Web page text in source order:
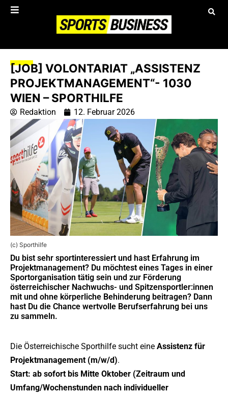
[JOB] VOLONTARIAT „ASSISTENZ
PROJEKTMANAGEMENT“- 1030
WIEN – SPORTHILFE
Redaktion 12. Februar 2026
(c) Sporthilfe
Du bist sehr sportinteressiert und hast Erfahrung im
Projektmanagement? Du möchtest eines Tages in einer
Sportorganisation tätig sein und zur Förderung
österreichischer Nachwuchs- und Spitzensportler:innen
mit und ohne körperliche Behinderung beitragen? Dann
hast Du die Chance wertvolle Berufserfahrung bei uns
zu sammeln.
Die Österreichische Sporthilfe sucht eine Assistenz für
Projektmanagement (m/w/d).
Start: ab sofort bis Mitte Oktober (Zeitraum und
Umfang/Wochenstunden nach individueller